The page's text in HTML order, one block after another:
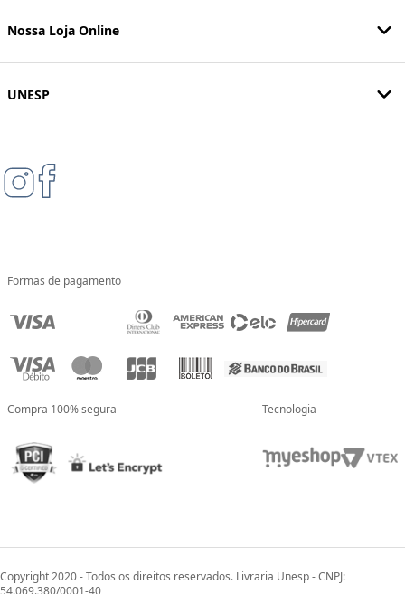
Nossa Loja Online
UNESP
Formas de pagamento
Compra 100% segura Tecnologia
Copyright 2020 - Todos os direitos reservados. Livraria Unesp - CNPJ: